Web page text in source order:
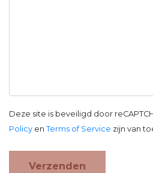
Deze site is beveiligd door
Policy en Terms of Service zijn van